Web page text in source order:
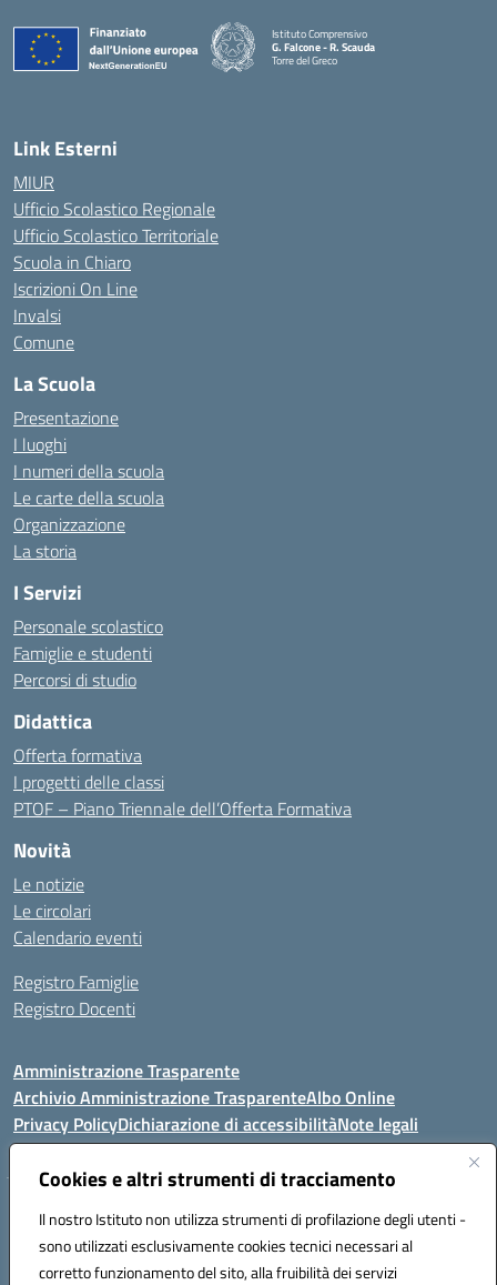
Cookies e altri strumenti di tracciamento
Il nostro Istituto non utilizza strumenti di profilazione degli utenti -
sono utilizzati esclusivamente cookies tecnici necessari al
corretto funzionamento del sito, alla fruibilità dei servizi
Istituto Comprensivo
G. Falcone - R. Scauda
Torre del Greco
Link Esterni
MIUR
Ufficio Scolastico Regionale
Ufficio Scolastico Territoriale
Scuola in Chiaro
Iscrizioni On Line
Invalsi
Comune
La Scuola
Presentazione
I luoghi
I numeri della scuola
Le carte della scuola
Organizzazione
La storia
I Servizi
Personale scolastico
Famiglie e studenti
Percorsi di studio
Didattica
Offerta formativa
I progetti delle classi
PTOF – Piano Triennale dell’Offerta Formativa
Novità
Le notizie
Le circolari
Calendario eventi
Registro Famiglie
Registro Docenti
Amministrazione Trasparente
Archivio Amministrazione TrasparenteAlbo Online
Privacy PolicyDichiarazione di accessibilitàNote legali
Istituto Comprensivo Statale
Via Cupa Campanariello, 5 - 80059, Torre del Greco (NA)